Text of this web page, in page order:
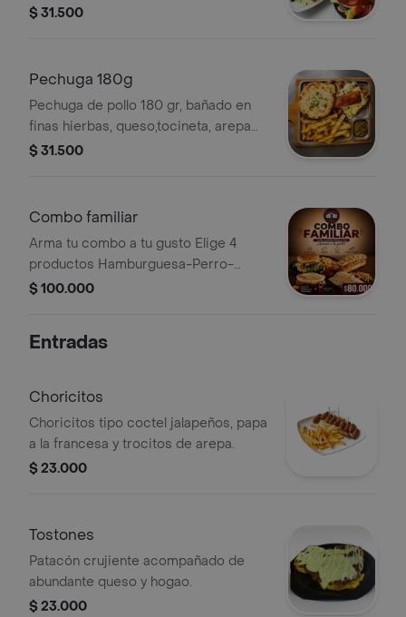
de maíz tierno, ensalada y bebida a
$ 31.500
Pechuga 180g
Pechuga de pollo 180 gr, bañado en
finas hierbas, queso,tocineta, arepa
de maíz tierno, ensalada y bebida a
$ 31.500
Combo familiar
Arma tu combo a tu gusto Elige 4
productos Hamburguesa-Perro-
Arepa-Burrito Acompañados de
disfrutar en familia
$ 100.000
Entradas
Choricitos
Choricitos tipo coctel jalapeños, papa
a la francesa y trocitos de arepa.
$ 23.000
Tostones
Patacón crujiente acompañado de
abundante queso y hogao.
$ 23.000